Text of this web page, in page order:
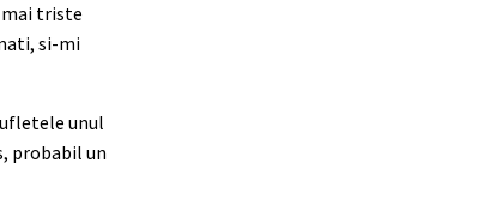
mai triste
si-mi
unul
probabil un